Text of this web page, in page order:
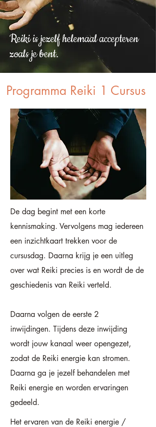
Reiki is jezelf helemaal accepteren
zoals je bent.
Programma Reiki 1 Cursus
De dag begint met een korte
kennismaking. Vervolgens mag iedereen
een inzichtkaart trekken voor de
cursusdag. Daarna krijg je een uitleg
over wat Reiki precies is en wordt de de
geschiedenis van Reiki verteld.
Daarna volgen de eerste 2
inwijdingen. Tijdens deze inwijding
wordt jouw kanaal weer opengezet,
zodat de Reiki energie kan stromen.
Daarna ga je jezelf behandelen met
Reiki energie en worden ervaringen
gedeeld.
Het ervaren van de Reiki energie /